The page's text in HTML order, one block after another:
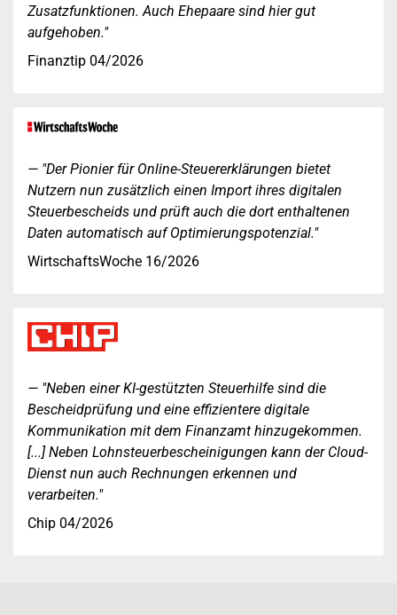
Zusatzfunktionen. Auch Ehepaare sind hier gut
aufgehoben."
Finanztip 04/2026
"Der Pionier für Online-Steuererklärungen bietet
Nutzern nun zusätzlich einen Import ihres digitalen
Steuerbescheids und prüft auch die dort enthaltenen
Daten automatisch auf Optimierungspotenzial."
WirtschaftsWoche 16/2026
"Neben einer KI-gestützten Steuerhilfe sind die
Bescheidprüfung und eine effizientere digitale
Kommunikation mit dem Finanzamt hinzugekommen.
[...] Neben Lohnsteuerbescheinigungen kann der Cloud-
Dienst nun auch Rechnungen erkennen und
verarbeiten."
Chip 04/2026